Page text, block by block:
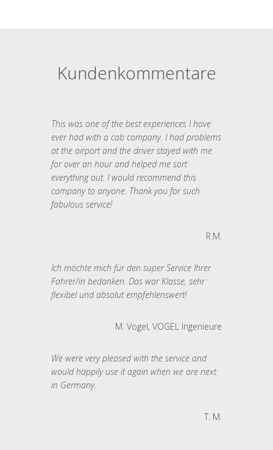
Kundenkommentare
This was one of the best experiences I have
ever had with a cab company. I had problems
at the airport and the driver stayed with me
for over an hour and helped me sort
everything out. I would recommend this
company to anyone. Thank you for such
fabulous service!
R.M.
Ich möchte mich für den super Service Ihrer
Fahrer/in bedanken. Das war Klasse, sehr
flexibel und absolut empfehlenswert!
M. Vogel, VOGEL Ingenieure
We were very pleased with the service and
would happily use it again when we are next
in Germany.
T. M.